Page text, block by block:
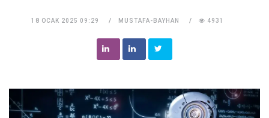
18 OCAK 2025 09:29 MUSTAFA-BAYHAN 4931